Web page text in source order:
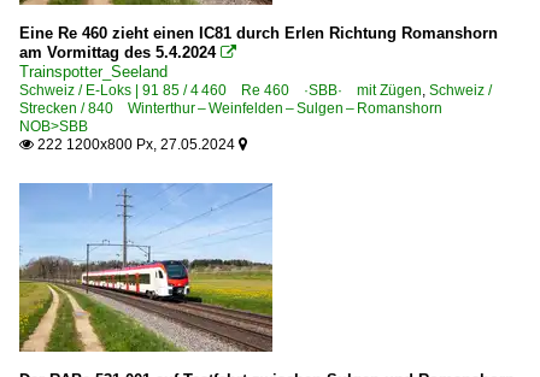
Großbritannien
Unternehmen
Zweikrafttriebzüge | Zweikrafthybridtriebzüge
Class 755 ·Flirt·
Italien
Elektrotriebzüge
2022
2023
2024
Eine Re 460 zieht einen IC81 durch Erlen Richtung Romanshorn
am Vormittag des 5.4.2024 
Trainspotter_Seeland
Schweiz / E-Loks | 91 85 / 4 460 Re 460 ·SBB· mit Zügen, Schweiz /
Strecken / 840 Winterthur – Weinfelden – Sulgen – Romanshorn
NOB>SBB
 222 1200x800 Px, 27.05.2024 